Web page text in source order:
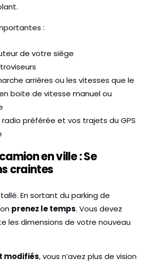
:
de votre siège
arrières ou les vitesses que le
boite de vitesse manuel ou
préférée et vos trajets du GPS
en ville : Se
craintes
En sortant du parking de
prenez le temps. Vous devez
les dimensions de votre nouveau
modifiés, vous n’avez plus de vision